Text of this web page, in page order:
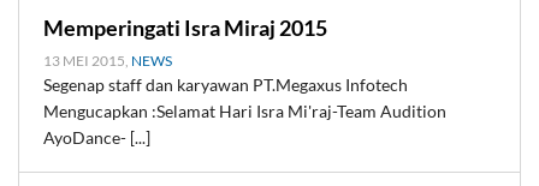
Memperingati Isra Miraj 2015
13 MEI 2015, NEWS
Segenap staff dan karyawan PT.Megaxus Infotech
Mengucapkan :Selamat Hari Isra Mi'raj-Team Audition
AyoDance- [...]